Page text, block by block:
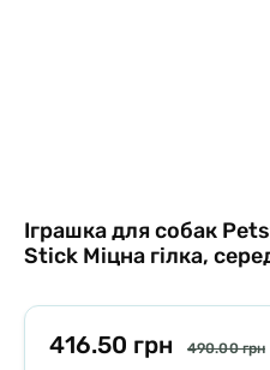
Іграшка для собак
Stick Міцна гілка,
416.50 грн
490.00 грн